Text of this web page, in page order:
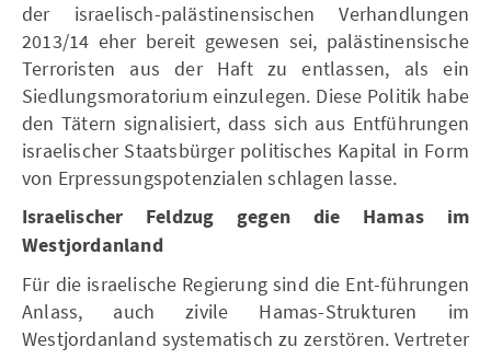
der israelisch-palästinensischen Verhandlungen
2013/14 eher bereit gewesen sei, palästinensische
Terroristen aus der Haft zu entlassen, als ein
Siedlungsmoratorium einzulegen. Diese Politik habe
den Tätern signalisiert, dass sich aus Entführungen
israelischer Staatsbürger politisches Kapital in Form
von Erpressungspotenzialen schlagen lasse.
Israelischer Feldzug gegen die Hamas im
Westjordanland
Für die israelische Regierung sind die Ent-führungen
Anlass, auch zivile Hamas-Strukturen im
Westjordanland systematisch zu zerstören. Vertreter